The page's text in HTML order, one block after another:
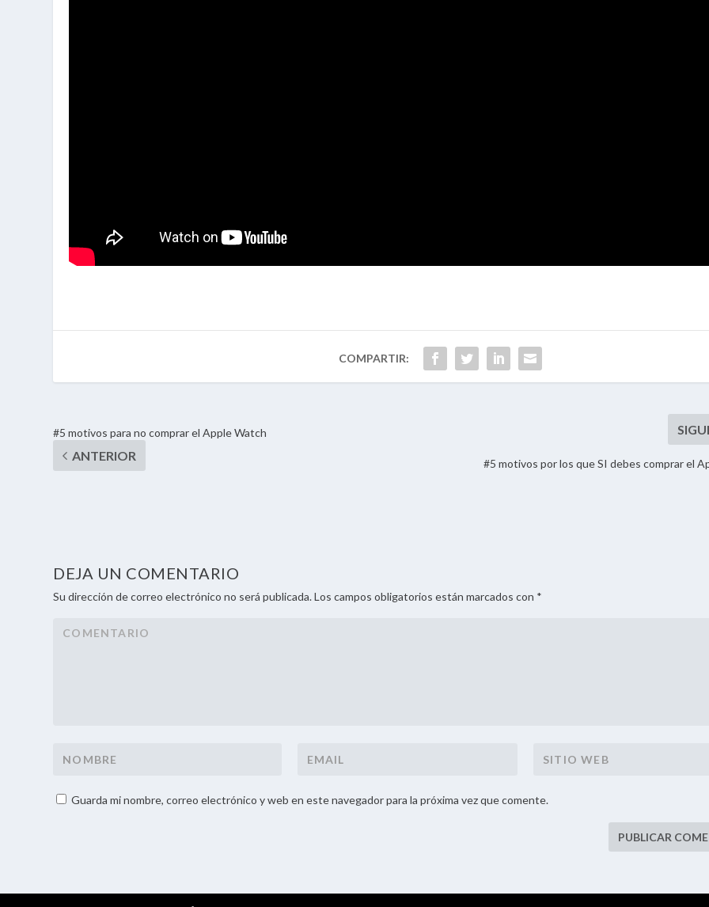
#5 motivos para no comprar el Apple Watch
#5 motivos por los que SI debes comprar el
DEJA UN COMENTARIO
Su dirección de correo electrónico no será publicada. Los campos obligatorios están marcados con *
Guarda mi nombre, correo electrónico y web en este navegador para la próxima vez que comente.